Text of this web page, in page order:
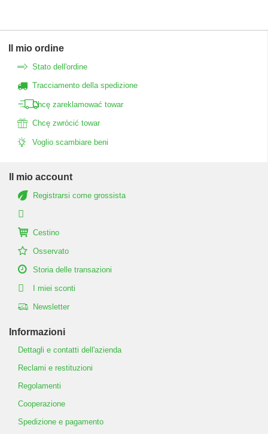
Il mio ordine
Stato dell'ordine
Tracciamento della spedizione
Chcę zareklamować towar
Chcę zwrócić towar
Voglio scambiare beni
Il mio account
Registrarsi come grossista
Cestino
Osservato
Storia delle transazioni
I miei sconti
Newsletter
Informazioni
Dettagli e contatti dell'azienda
Reclami e restituzioni
Regolamenti
Cooperazione
Spedizione e pagamento